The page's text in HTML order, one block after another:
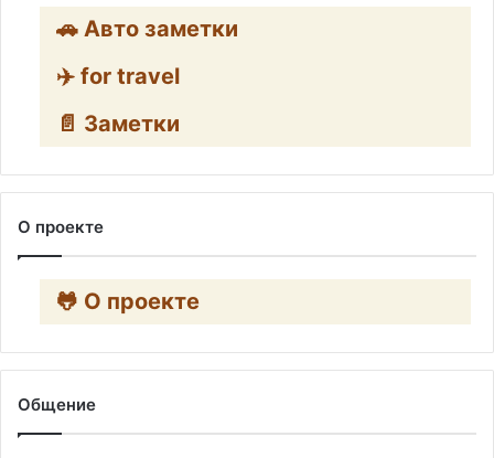
🚗 Авто заметки
✈️ for travel
📄 Заметки
О проекте
🐸 О проекте
Общение